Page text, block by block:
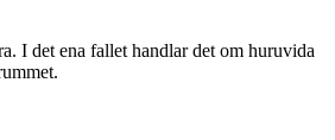
I det ena fallet handlar det om huruvida